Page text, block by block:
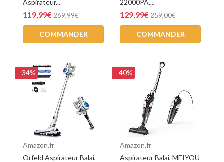
Aspirateur...
119,99€269,99€
COMMANDER
22000PA,...
129,99€259,00€
COMMANDER
- 34%
Amazon.fr
Orfeld Aspirateur Balai,
- 40%
Amazon.fr
Aspirateur Balai, MEIYOU